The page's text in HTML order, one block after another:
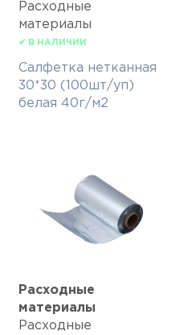
Расходные
материалы
✔ В НАЛИЧИИ
Салфетка нетканная
30*30 (100шт/уп)
белая 40г/м2
Расходные
материалы
Расходные